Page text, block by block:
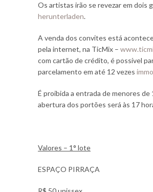
Os artistas irão se revezar em dois
herunterladen.
A venda dos convites está
pela internet, na TicMix –
com cartão de crédito, é possível
parcelamento em até 12 vezes
É proibida a entrada de menores
abertura dos portões será às 17
Valores – 1° lote
ESPAÇO PIRRAÇA